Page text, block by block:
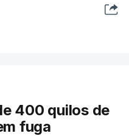
400 quilos de
fuga